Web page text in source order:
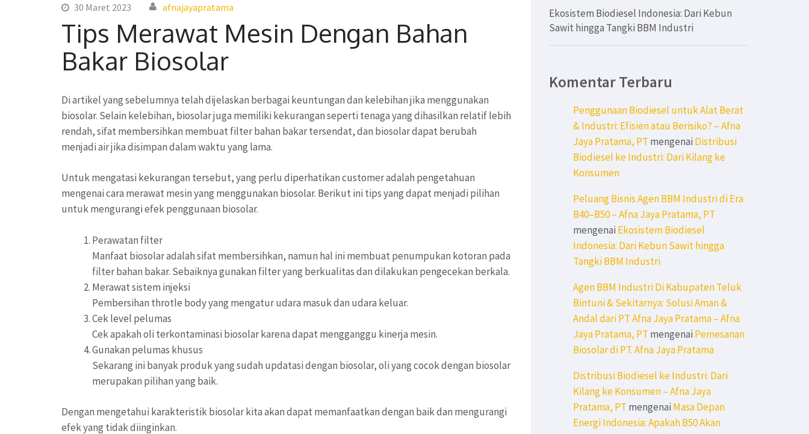
30 Maret 2023 afnajayapratama
Tips Merawat Mesin Dengan Bahan
Bakar Biosolar
Di artikel yang sebelumnya telah dijelaskan berbagai keuntungan dan kelebihan jika menggunakan
biosolar. Selain kelebihan, biosolar juga memiliki kekurangan seperti tenaga yang dihasilkan relatif lebih
rendah, sifat membersihkan membuat filter bahan bakar tersendat, dan biosolar dapat berubah
menjadi air jika disimpan dalam waktu yang lama.
Untuk mengatasi kekurangan tersebut, yang perlu diperhatikan customer adalah pengetahuan
mengenai cara merawat mesin yang menggunakan biosolar. Berikut ini tips yang dapat menjadi pilihan
untuk mengurangi efek penggunaan biosolar.
Perawatan filter
Manfaat biosolar adalah sifat membersihkan, namun hal ini membuat penumpukan kotoran pada
filter bahan bakar. Sebaiknya gunakan filter yang berkualitas dan dilakukan pengecekan berkala.
Merawat sistem injeksi
Pembersihan throtle body yang mengatur udara masuk dan udara keluar.
Cek level pelumas
Cek apakah oli terkontaminasi biosolar karena dapat mengganggu kinerja mesin.
Gunakan pelumas khusus
Sekarang ini banyak produk yang sudah updatasi dengan biosolar, oli yang cocok dengan biosolar
merupakan pilihan yang baik.
Dengan mengetahui karakteristik biosolar kita akan dapat memanfaatkan dengan baik dan mengurangi
efek yang tidak diinginkan.
Ekosistem Biodiesel Indonesia: Dari Kebun
Sawit hingga Tangki BBM Industri
Komentar Terbaru
Penggunaan Biodiesel untuk Alat Berat
& Industri: Efisien atau Berisiko? – Afna
Jaya Pratama, PT mengenai Distribusi
Biodiesel ke Industri: Dari Kilang ke
Konsumen
Peluang Bisnis Agen BBM Industri di Era
B40–B50 – Afna Jaya Pratama, PT
mengenai Ekosistem Biodiesel
Indonesia: Dari Kebun Sawit hingga
Tangki BBM Industri
Agen BBM Industri Di Kabupaten Teluk
Bintuni & Sekitarnya: Solusi Aman &
Andal dari PT Afna Jaya Pratama – Afna
Jaya Pratama, PT mengenai Pemesanan
Biosolar di PT. Afna Jaya Pratama
Distribusi Biodiesel ke Industri: Dari
Kilang ke Konsumen – Afna Jaya
Pratama, PT mengenai Masa Depan
Energi Indonesia: Apakah B50 Akan